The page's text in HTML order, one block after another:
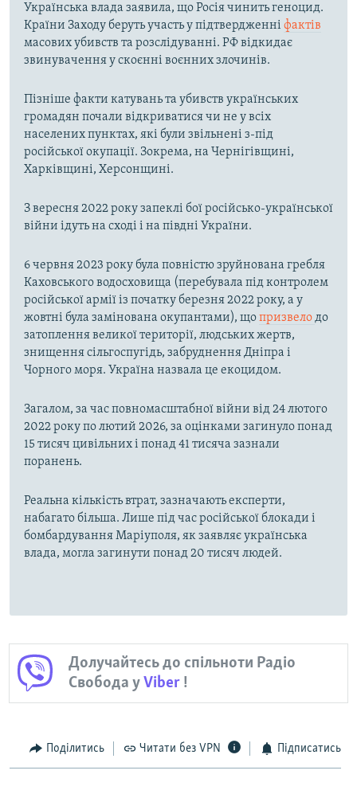
Українська влада заявила, що Росія чинить геноцид.
Країни Заходу беруть участь у підтвердженні фактів
масових убивств та розслідуванні. РФ відкидає
звинувачення у скоєнні воєнних злочинів.
Пізніше факти катувань та убивств українських
громадян почали відкриватися чи не у всіх
населених пунктах, які були звільнені з-під
російської окупації. Зокрема, на Чернігівщині,
Харківщині, Херсонщині.
З вересня 2022 року запеклі бої російсько-української
війни ідуть на сході і на півдні України.
6 червня 2023 року була повністю зруйнована гребля
Каховського водосховища (перебувала під контролем
російської армії із початку березня 2022 року, а у
жовтні була замінована окупантами), щопризвелодо
затоплення великої території, людських жертв,
знищення сільгоспугідь, забруднення Дніпра і
Чорного моря. Україна назвала це екоцидом.
Загалом, за час повномасштабної війни від 24 лютого
2022 року по лютий 2026, за оцінками загинуло понад
15 тисяч цивільних і понад 41 тисяча зазнали
поранень.
Реальна кількість втрат, зазначають експерти,
набагато більша. Лише під час російської блокади і
бомбардування Маріуполя, як заявляє українська
влада, могла загинути понад 20 тисяч людей.
Долучайтесь до спільноти Радіо
Свобода уViber !
Поділитись Читати без VPN Підписатись